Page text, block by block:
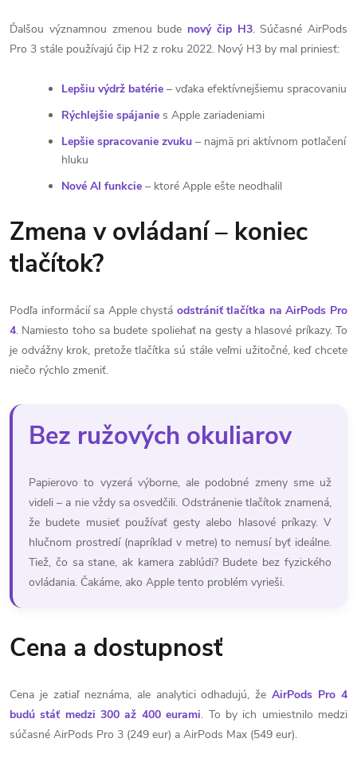
Ďalšou významnou zmenou bude nový čip H3. Súčasné AirPods
Pro 3 stále používajú čip H2 z roku 2022. Nový H3 by mal priniesť:
Lepšiu výdrž batérie – vďaka efektívnejšiemu spracovaniu
Rýchlejšie spájanie s Apple zariadeniami
Lepšie spracovanie zvuku – najmä pri aktívnom potlačení
hluku
Nové AI funkcie – ktoré Apple ešte neodhalil
Zmena v ovládaní – koniec
tlačítok?
Podľa informácií sa Apple chystá odstrániť tlačítka na AirPods Pro
4. Namiesto toho sa budete spoliehať na gesty a hlasové príkazy. To
je odvážny krok, pretože tlačítka sú stále veľmi užitočné, keď chcete
niečo rýchlo zmeniť.
Bez ružových okuliarov
Papierovo to vyzerá výborne, ale podobné zmeny sme už
videli – a nie vždy sa osvedčili. Odstránenie tlačítok znamená,
že budete musieť používať gesty alebo hlasové príkazy. V
hlučnom prostredí (napríklad v metre) to nemusí byť ideálne.
Tiež, čo sa stane, ak kamera zablúdi? Budete bez fyzického
ovládania. Čakáme, ako Apple tento problém vyrieši.
Cena a dostupnosť
Cena je zatiaľ neznáma, ale analytici odhadujú, žeAirPods Pro 4
budú stáť medzi 300 až 400 eurami. To by ich umiestnilo medzi
súčasné AirPods Pro 3 (249 eur) a AirPods Max (549 eur).